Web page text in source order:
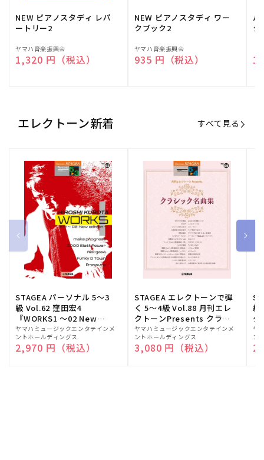
NEW ピアノスタディ レパ
ートリー2
販
売
ヤマハ音楽振興会
通常価格
1,320 円（税込）
NEW ピアノスタディ ワー
クブック2
販
売
ヤマハ音楽振興会
通常価格
935 円（税込）
バ
ク
売
エレクトーン新着 すべて見る
STAGEA パーソナル 5～3
級 Vol.62 窪田宏4
『WORKS1 ～02 New
edition～』
販
売
元:
ヤマハミュージックエンタテインメ
ントホールディングス
通常価格
2,970 円（税込）
STAGEA エレクトーンで弾
く 5～4級 Vol.88 月刊エレ
クトーンPresents クラシ
ック名曲集
販
売
元:
ヤマハミュージックエンタテインメ
ントホールディングス
通常価格
3,080 円（税込）
級
ク
販
売
元:
ヤ
ン